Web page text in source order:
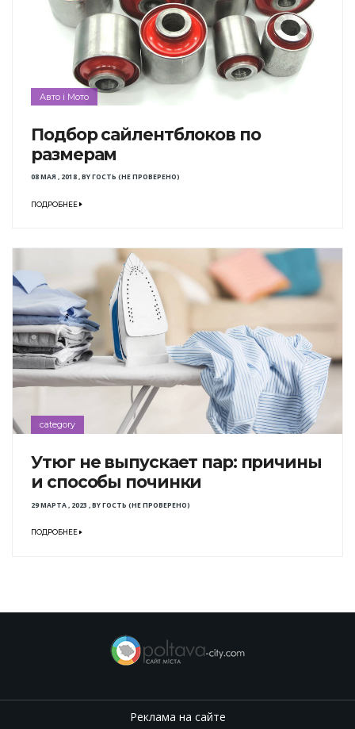
Авто і Мото
Подбор сайлентблоков по
размерам
08 МАЯ , 2018,BYГОСТЬ (НЕ ПРОВЕРЕНО)
ПОДРОБНЕЕ
category
Утюг не выпускает пар: причины
и способы починки
29 МАРТА , 2023 ,BYГОСТЬ (НЕ ПРОВЕРЕНО)
ПОДРОБНЕЕ
Реклама на сайте